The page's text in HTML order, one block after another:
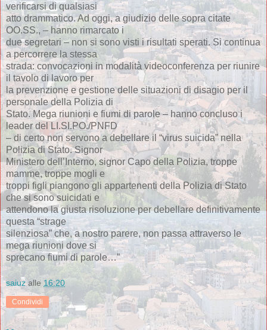
verificarsi di qualsiasi
atto drammatico. Ad oggi, a giudizio delle sopra citate
OO.SS., – hanno rimarcato i
due segretari – non si sono visti i risultati sperati. Si continua
a percorrere la stessa
strada: convocazioni in modalità videoconferenza per riunire
il tavolo di lavoro per
la prevenzione e gestione delle situazioni di disagio per il
personale della Polizia di
Stato. Mega riunioni e fiumi di parole – hanno concluso i
leader del LI.SI.PO./PNFD
– di certo non servono a debellare il “virus suicida” nella
Polizia di Stato. Signor
Ministero dell’Interno, signor Capo della Polizia, troppe
mamme, troppe mogli e
troppi figli piangono gli appartenenti della Polizia di Stato
che si sono suicidati e
attendono la giusta risoluzione per debellare definitivamente
questa “strage
silenziosa” che, a nostro parere, non passa attraverso le
mega riunioni dove si
sprecano fiumi di parole…”
saiuz alle 16:20
Condividi